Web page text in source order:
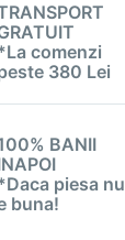
comenzi
380 Lei
BANII
piesa nu
buna!